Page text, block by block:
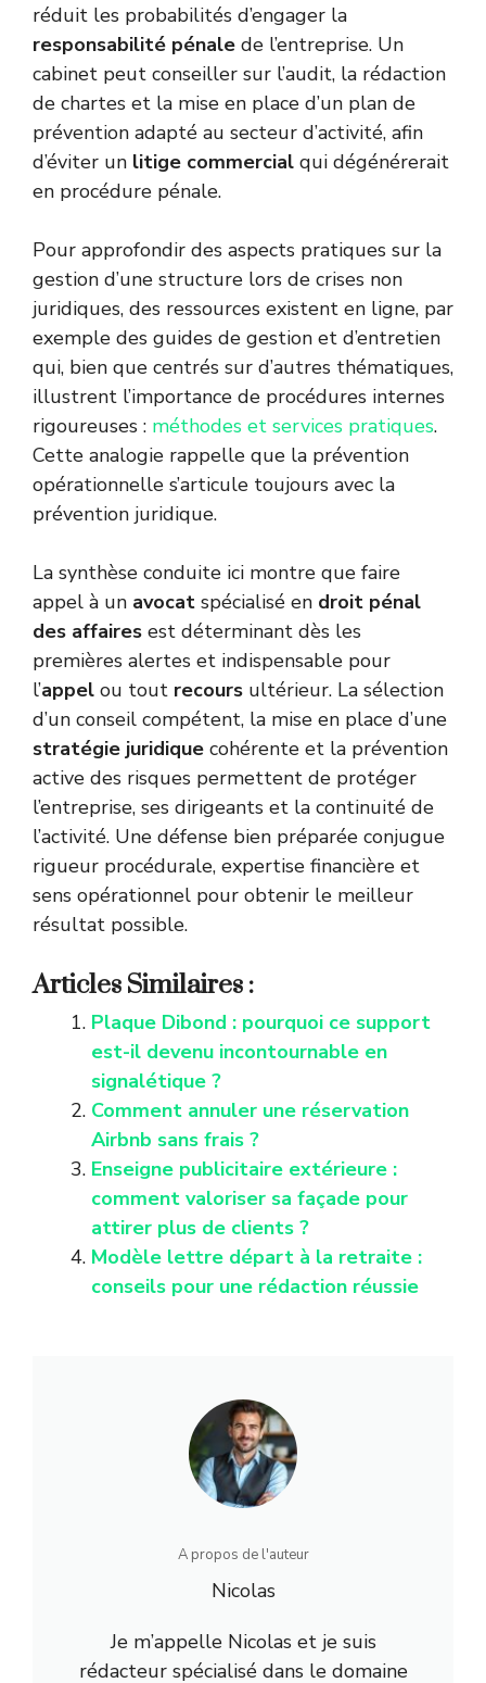
réduit les probabilités d’engager la
responsabilité pénale de l’entreprise. Un
cabinet peut conseiller sur l’audit, la rédaction
de chartes et la mise en place d’un plan de
prévention adapté au secteur d’activité, afin
d’éviter un litige commercial qui dégénérerait
en procédure pénale.
Pour approfondir des aspects pratiques sur la
gestion d’une structure lors de crises non
juridiques, des ressources existent en ligne, par
exemple des guides de gestion et d’entretien
qui, bien que centrés sur d’autres thématiques,
illustrent l’importance de procédures internes
rigoureuses : méthodes et services pratiques.
Cette analogie rappelle que la prévention
opérationnelle s’articule toujours avec la
prévention juridique.
La synthèse conduite ici montre que faire
appel à un avocat spécialisé en droit pénal
des affaires est déterminant dès les
premières alertes et indispensable pour
l’appel ou tout recours ultérieur. La sélection
d’un conseil compétent, la mise en place d’une
stratégie juridique cohérente et la prévention
active des risques permettent de protéger
l’entreprise, ses dirigeants et la continuité de
l’activité. Une défense bien préparée conjugue
rigueur procédurale, expertise financière et
sens opérationnel pour obtenir le meilleur
résultat possible.
Articles Similaires :
Plaque Dibond : pourquoi ce support
est-il devenu incontournable en
signalétique ?
Comment annuler une réservation
Airbnb sans frais ?
Enseigne publicitaire extérieure :
comment valoriser sa façade pour
attirer plus de clients ?
Modèle lettre départ à la retraite :
conseils pour une rédaction réussie
A propos de l'auteur
Nicolas
Je m’appelle Nicolas et je suis
rédacteur spécialisé dans le domaine